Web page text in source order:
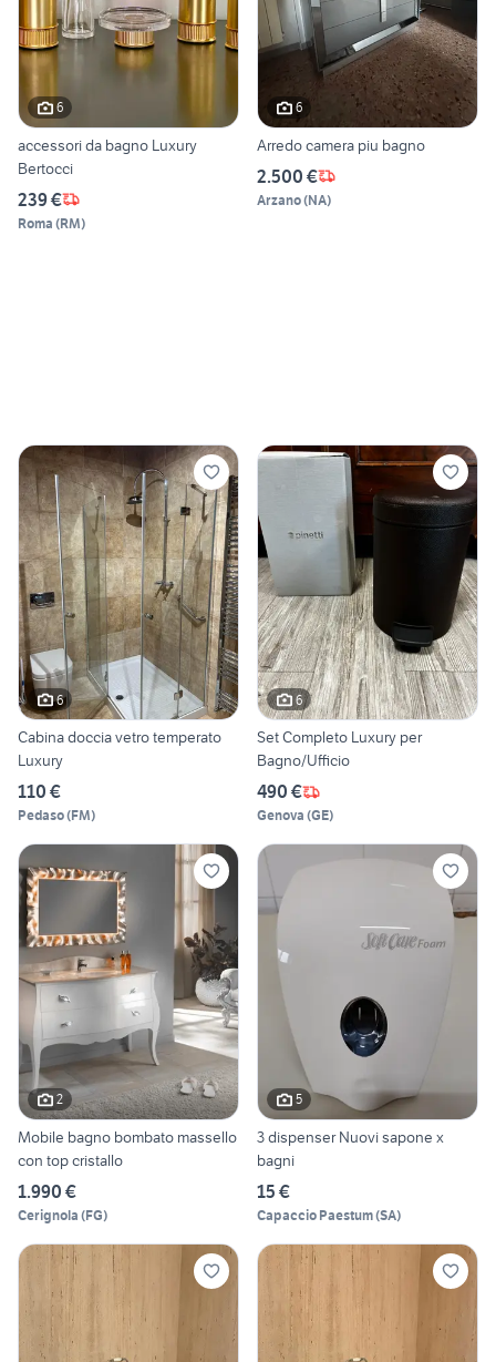
6
accessori da bagno Luxury
Bertocci
239 €
Roma (RM)
6
Arredo camera piu bagno
2.500 €
Arzano(NA)
6
Cabina doccia vetro temperato
Luxury
110 €
Pedaso(FM)
6
Set Completo Luxury per
Bagno/Ufficio
490 €
Genova (GE)
2
Mobile bagno bombato massello
con top cristallo
1.990 €
Cerignola (FG)
5
3 dispenser Nuovi sapone x
bagni
15 €
Capaccio Paestum(SA)